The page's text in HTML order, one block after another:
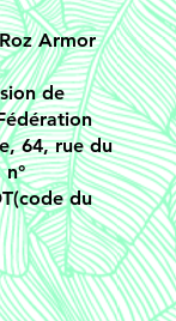
Armor
de
64, rue du
du